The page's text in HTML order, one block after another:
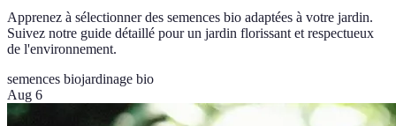
Apprenez à sélectionner des semences bio adaptées à votre jardin.
Suivez notre guide détaillé pour un jardin florissant et respectueux
de l'environnement.
semences biojardinage bio
Aug 6